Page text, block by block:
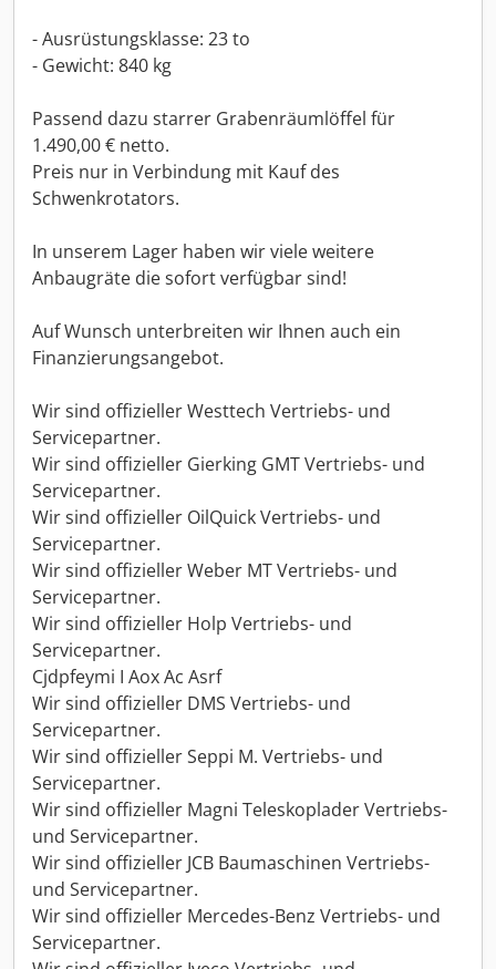
- Ausrüstungsklasse: 23 to
- Gewicht: 840 kg
Passend dazu starrer Grabenräumlöffel für
1.490,00 € netto.
Preis nur in Verbindung mit Kauf des
Schwenkrotators.
In unserem Lager haben wir viele weitere
Anbaugräte die sofort verfügbar sind!
Auf Wunsch unterbreiten wir Ihnen auch ein
Finanzierungsangebot.
Wir sind offizieller Westtech Vertriebs- und
Servicepartner.
Wir sind offizieller Gierking GMT Vertriebs- und
Servicepartner.
Wir sind offizieller OilQuick Vertriebs- und
Servicepartner.
Wir sind offizieller Weber MT Vertriebs- und
Servicepartner.
Wir sind offizieller Holp Vertriebs- und
Servicepartner.
Cjdpfeymi I Aox Ac Asrf
Wir sind offizieller DMS Vertriebs- und
Servicepartner.
Wir sind offizieller Seppi M. Vertriebs- und
Servicepartner.
Wir sind offizieller Magni Teleskoplader Vertriebs-
und Servicepartner.
Wir sind offizieller JCB Baumaschinen Vertriebs-
und Servicepartner.
Wir sind offizieller Mercedes-Benz Vertriebs- und
Servicepartner.